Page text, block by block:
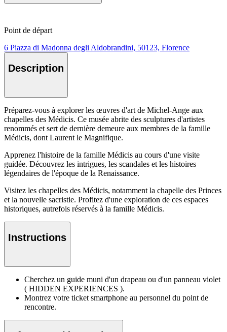
Point de départ
6 Piazza di Madonna degli Aldobrandini, 50123, Florence
Description
Préparez-vous à explorer les œuvres d'art de Michel-Ange aux
chapelles des Médicis. Ce musée abrite des sculptures d'artistes
renommés et sert de dernière demeure aux membres de la famille
Médicis, dont Laurent le Magnifique.
Apprenez l'histoire de la famille Médicis au cours d'une visite
guidée. Découvrez les intrigues, les scandales et les histoires
légendaires de l'époque de la Renaissance.
Visitez les chapelles des Médicis, notamment la chapelle des Princes
et la nouvelle sacristie. Profitez d'une exploration de ces espaces
historiques, autrefois réservés à la famille Médicis.
Instructions
Cherchez un guide muni d'un drapeau ou d'un panneau violet
( HIDDEN EXPERIENCES ).
Montrez votre ticket smartphone au personnel du point de
rencontre.